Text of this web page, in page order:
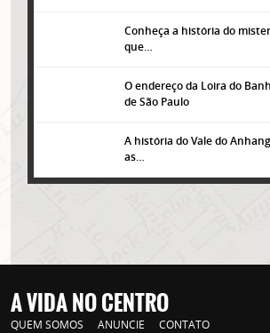
Conheça a história do
que…
O endereço da Loira do
de São Paulo
A história do Vale do
as…
A VIDA NO CENTRO
QUEM SOMOS ANUNCIE CONTATO